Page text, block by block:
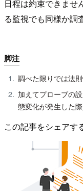
日程は約束できませ
る監視でも同様か調
脚注
調べた限りでは法
加えてプローブの
態変化が発生した
この記事をシェアす